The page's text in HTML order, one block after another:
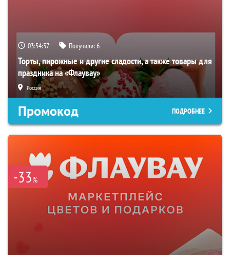
03:54:36 Получили:6
Торты, пирожные и другие сладости, а также товары для
праздника на «Флаувау»
Россия
Промокод ПОДРОБНЕЕ
-33%